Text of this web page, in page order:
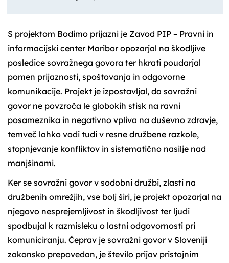
S projektom Bodimo prijazni je Zavod PIP – Pravni in
informacijski center Maribor opozarjal na škodljive
posledice sovražnega govora ter hkrati poudarjal
pomen prijaznosti, spoštovanja in odgovorne
komunikacije. Projekt je izpostavljal, da sovražni
govor ne povzroča le globokih stisk na ravni
posameznika in negativno vpliva na duševno zdravje,
temveč lahko vodi tudi v resne družbene razkole,
stopnjevanje konfliktov in sistematično nasilje nad
manjšinami.
Ker se sovražni govor v sodobni družbi, zlasti na
družbenih omrežjih, vse bolj širi, je projekt opozarjal na
njegovo nesprejemljivost in škodljivost ter ljudi
spodbujal k razmisleku o lastni odgovornosti pri
komuniciranju. Čeprav je sovražni govor v Sloveniji
zakonsko prepovedan, je število prijav pristojnim